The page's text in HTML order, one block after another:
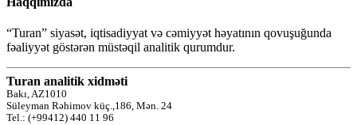
“Turan” siyasət, iqtisadiyyat və cəmiyyət həyatının qovuşuğunda
fəaliyyət göstərən müstəqil analitik qurumdur.
Turan analitik xidməti
Bakı, AZ1010
Süleyman Rəhimov küç.,186, Mən. 24
Tel.: (+99412) 440 11 96